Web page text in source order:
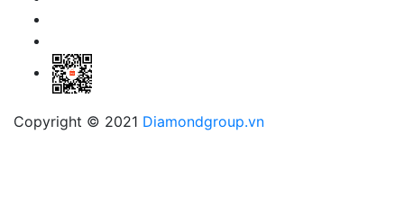
Copyright © 2021 Diamondgroup.vn